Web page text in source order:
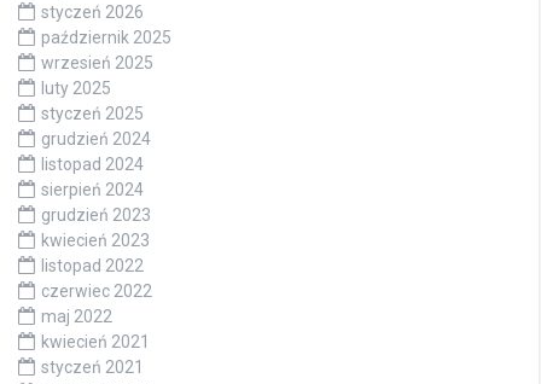
styczeń 2026
październik 2025
wrzesień 2025
luty 2025
styczeń 2025
grudzień 2024
listopad 2024
sierpień 2024
grudzień 2023
kwiecień 2023
listopad 2022
czerwiec 2022
maj 2022
kwiecień 2021
styczeń 2021